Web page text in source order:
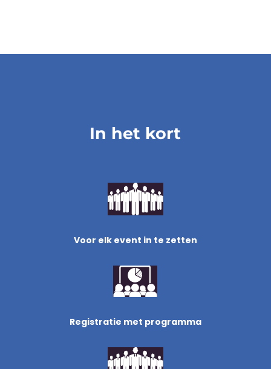
In het kort
Voor elk event in te zetten
Registratie met programma